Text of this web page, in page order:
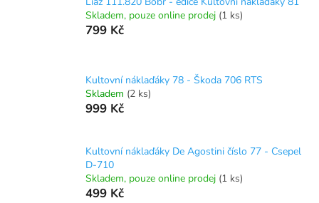
Skladem, pouze online prodej (1 ks)
799 Kč
Kultovní náklaďáky 78 - Škoda 706 RTS
Skladem (2 ks)
999 Kč
Kultovní náklaďáky De Agostini číslo 77 - Csepel
D-710
Skladem, pouze online prodej (1 ks)
499 Kč